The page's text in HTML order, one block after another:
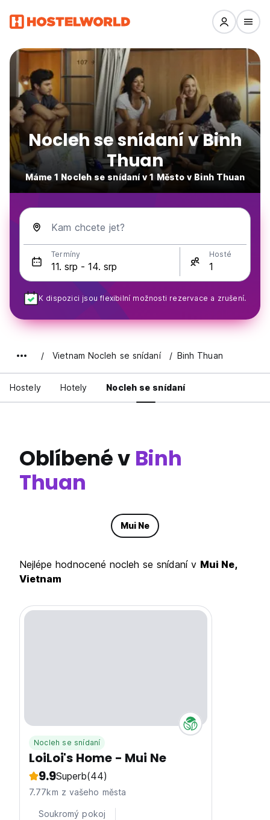
Nocleh se snídaní v Binh
Thuan
Máme 1 Nocleh se snídaní v 1 Město v Binh Thuan
Kam chcete jet?
Termíny Hosté
K dispozici jsou flexibilní možnosti rezervace a zrušení.
Vietnam Nocleh se snídaní Binh Thuan
Hostely Hotely Nocleh se snídaní
Oblíbené v Binh
Thuan
Mui Ne
Nejlépe hodnocené nocleh se snídaní v Mui Ne,
Vietnam
Nocleh se snídaní
LoiLoi's Home - Mui Ne
9.9Superb(44)
7.77km z vašeho města
Soukromý pokoj